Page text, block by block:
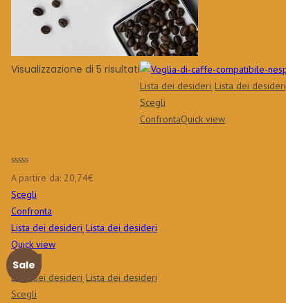
Visualizzazione di 5 risultati
Lista dei desideri Lista dei desideri
Scegli
ConfrontaQuick view
A partire da: 20,74€
Scegli
Confronta
Lista dei desideri Lista dei desideri
Quick view
Sale
Nuovo
Lista dei desideri Lista dei desideri
Scegli